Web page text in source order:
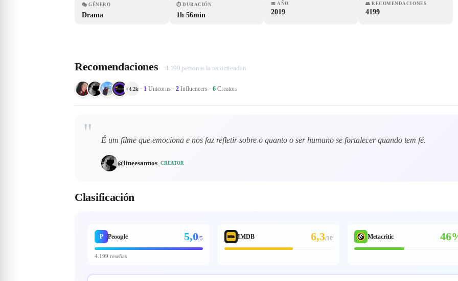
🎭 GÉNERO
Drama
⏱ DURACIÓN
1h 56min
📅 AÑO
2019
👥 RECOMENDACIONES
4199
Recomendaciones 4.199 personas la recomiendan
+4.2k · 1 Unicorns · 2 Influencers · 6 Creators
" É um filme que emociona e nos faz refletir sobre o quanto o ser humano se fortalecer quando tem fé.
@lineesanttos CREATOR
Clasificación
P Peoople 5,0/5
4.199 reseñas
IMDB 6,3/10 Metacritic